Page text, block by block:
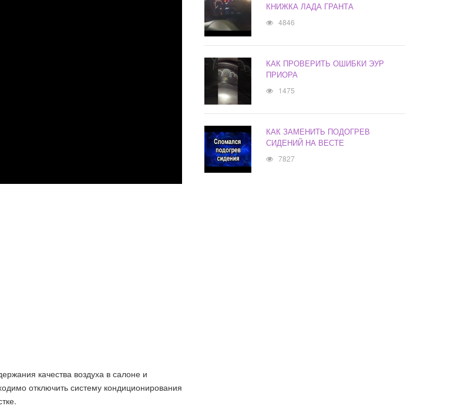
качества воздуха в салоне и
отключить систему кондиционирования
КНИЖКА ЛАДА ГРАНТА
4846
КАК ПРОВЕРИТЬ ОШИБКИ ЭУР
ПРИОРА
1475
КАК ЗАМЕНИТЬ ПОДОГРЕВ
СИДЕНИЙ НА ВЕСТЕ
7827